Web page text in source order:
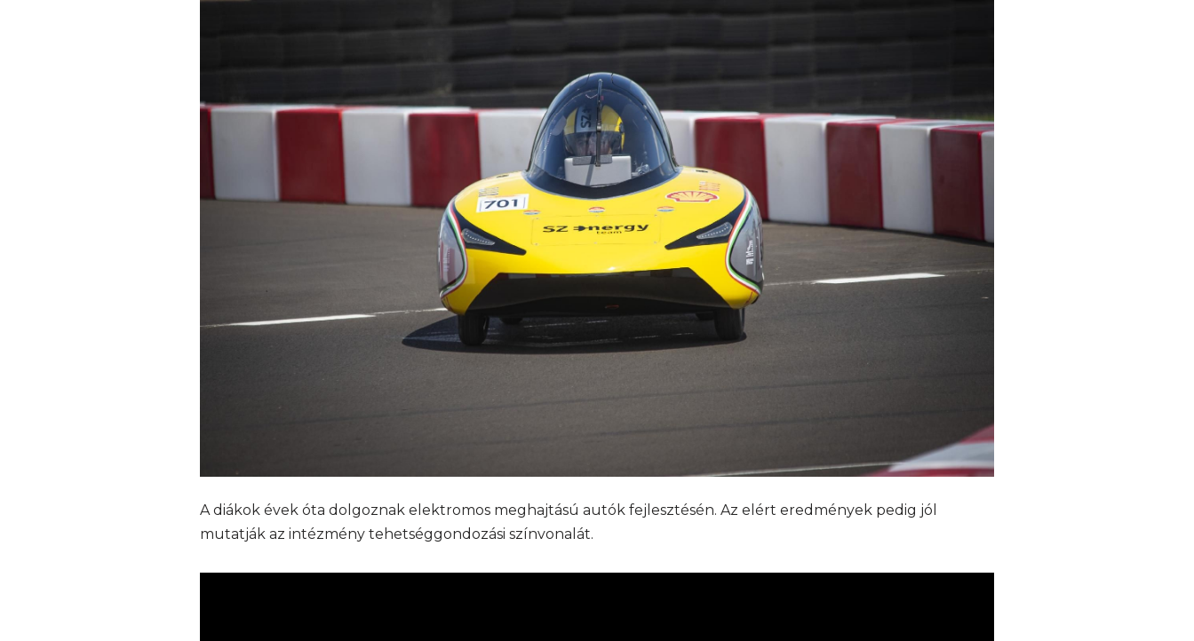
A diákok évek óta dolgoznak elektromos meghajtású autók fejlesztésén. Az elért eredmények pedig jól
mutatják az intézmény tehetséggondozási színvonalát.